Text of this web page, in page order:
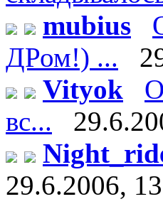
mubius
ДРом!) ...
Vityok
вс...
29.6.2006,